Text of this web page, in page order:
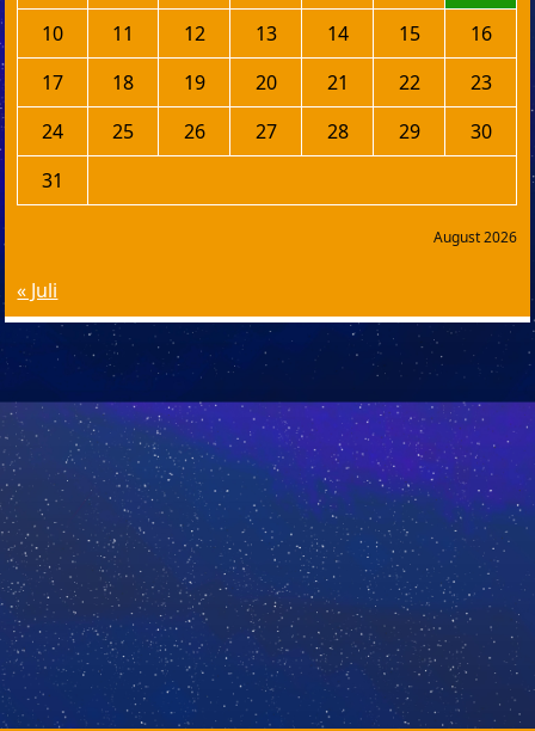
August 2026
10
11 12 13 14 15
16
17
18 19 20 21 22
23
24
25 26 27 28 29
30
31
« Juli